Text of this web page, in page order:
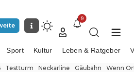
9
Sport Kultur Leben & Ratgeber
Testturm Neckarline Gäubahn Wenn